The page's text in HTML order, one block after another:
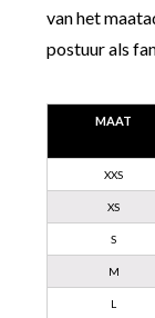
van het
postuur als
MAAT
XXS
XS
S
M
L